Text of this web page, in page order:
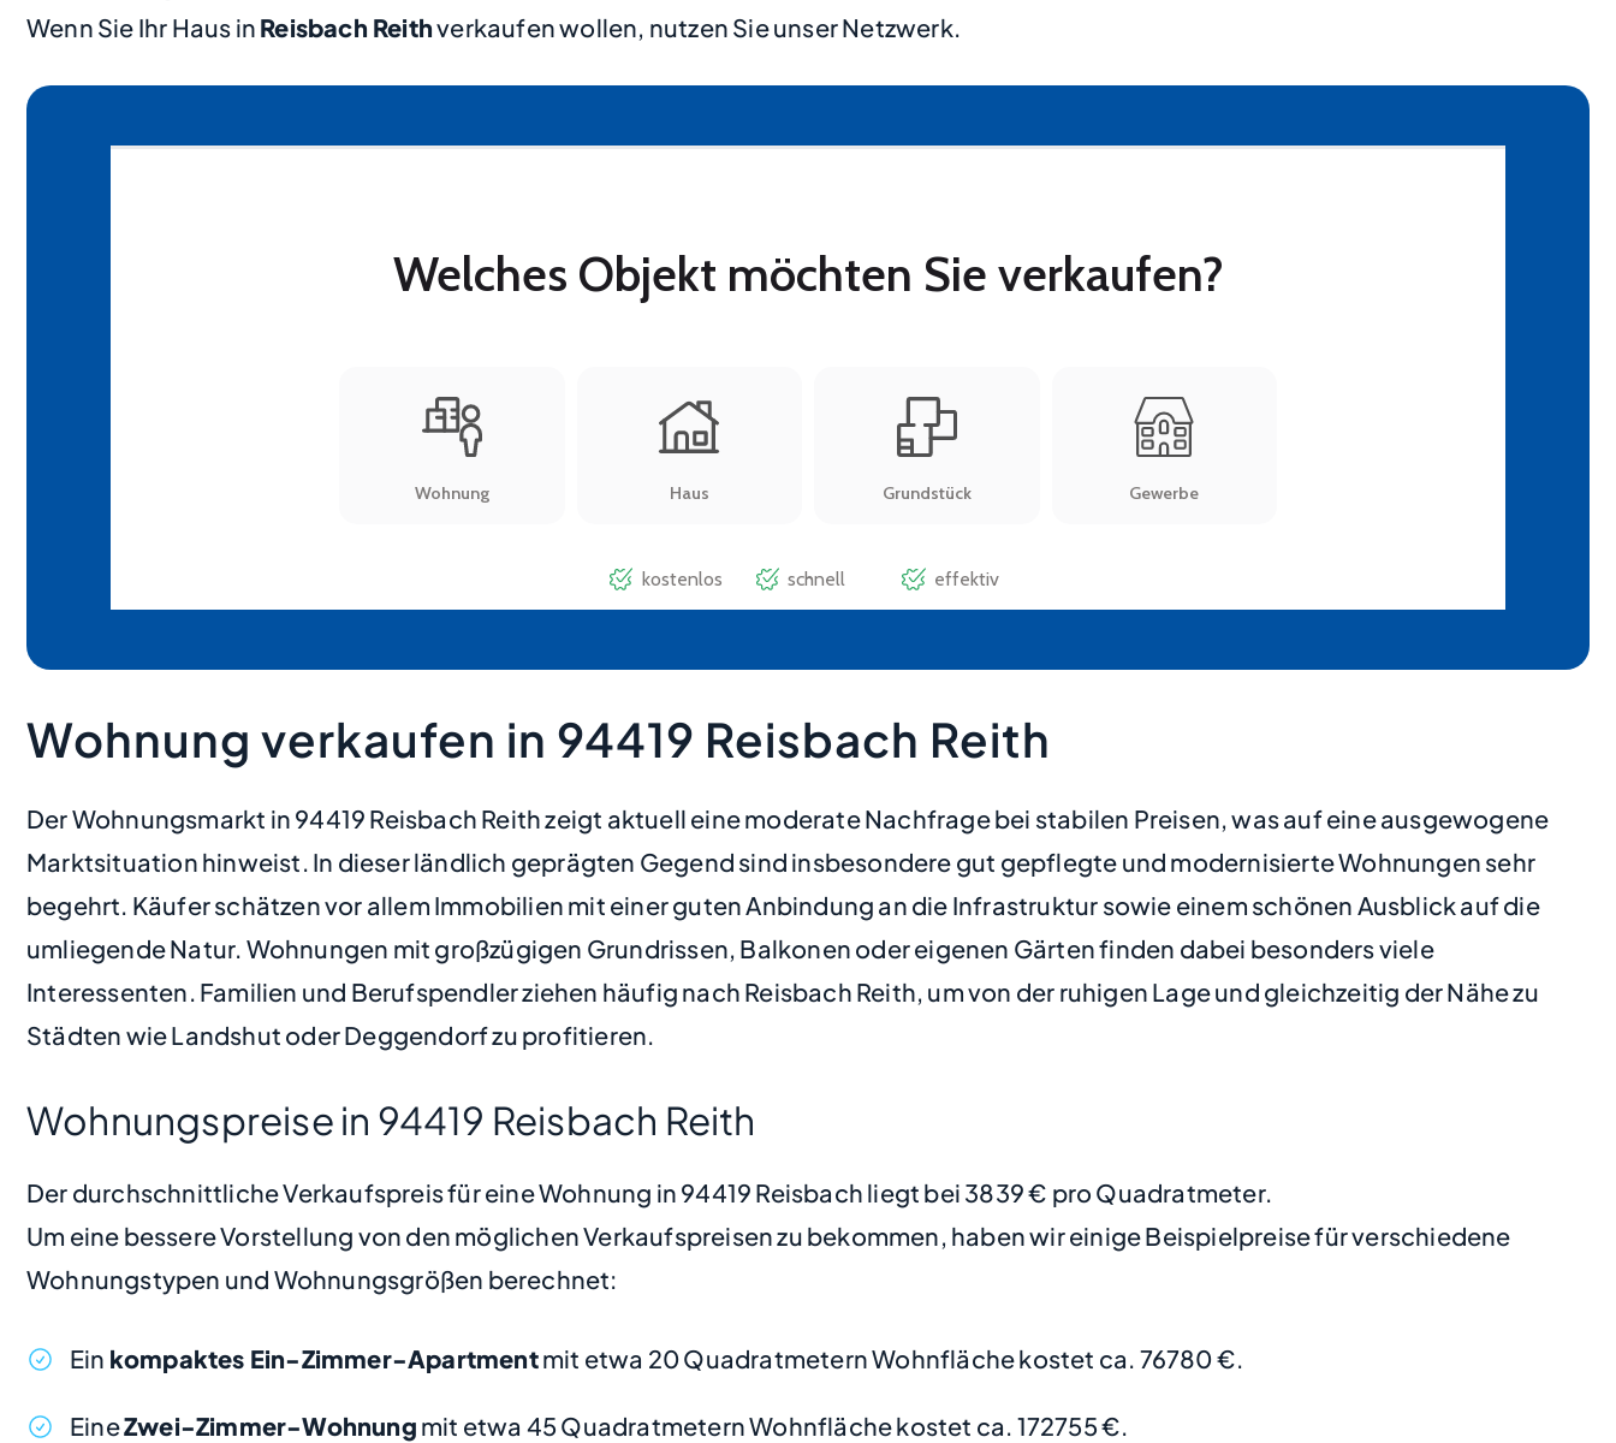
Wenn Sie Ihr Haus in Reisbach Reithverkaufen wollen, nutzen Sie unser Netzwerk.
Wohnung verkaufen in 94419 Reisbach Reith
Der Wohnungsmarkt in 94419 Reisbach Reith zeigt aktuell eine moderate Nachfrage bei stabilen Preisen, was auf eine ausgewogene
Marktsituation hinweist. In dieser ländlich geprägten Gegend sind insbesondere gut gepflegte und modernisierte Wohnungen sehr
begehrt. Käufer schätzen vor allem Immobilien mit einer guten Anbindung an die Infrastruktur sowie einem schönen Ausblick auf die
umliegende Natur. Wohnungen mit großzügigen Grundrissen, Balkonen oder eigenen Gärten finden dabei besonders viele
Interessenten. Familien und Berufspendler ziehen häufig nach Reisbach Reith, um von der ruhigen Lage und gleichzeitig der Nähe zu
Städten wie Landshut oder Deggendorf zu profitieren.
Wohnungspreise in 94419 Reisbach Reith
Der durchschnittliche Verkaufspreis für eine Wohnung in 94419 Reisbach liegt bei 3839 € pro Quadratmeter.
Um eine bessere Vorstellung von den möglichen Verkaufspreisen zu bekommen, haben wir einige Beispielpreise für verschiedene
Wohnungstypen und Wohnungsgrößen berechnet:
Ein kompaktes Ein-Zimmer-Apartmentmit etwa 20 Quadratmetern Wohnfläche kostet ca. 76780 €.
EineZwei-Zimmer-Wohnung mit etwa 45 Quadratmetern Wohnfläche kostet ca. 172755 €.